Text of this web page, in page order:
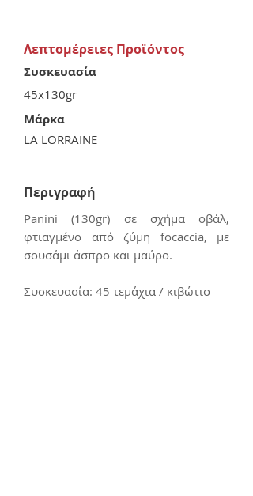
Λεπτομέρειες Προϊόντος
Συσκευασία
45x130gr
Μάρκα
LA LORRAINE
Περιγραφή
Panini (130gr) σε σχήμα οβάλ,
φτιαγμένο από ζύμη focaccia, με
σουσάμι άσπρο και μαύρο.
Συσκευασία: 45 τεμάχια / κιβώτιο